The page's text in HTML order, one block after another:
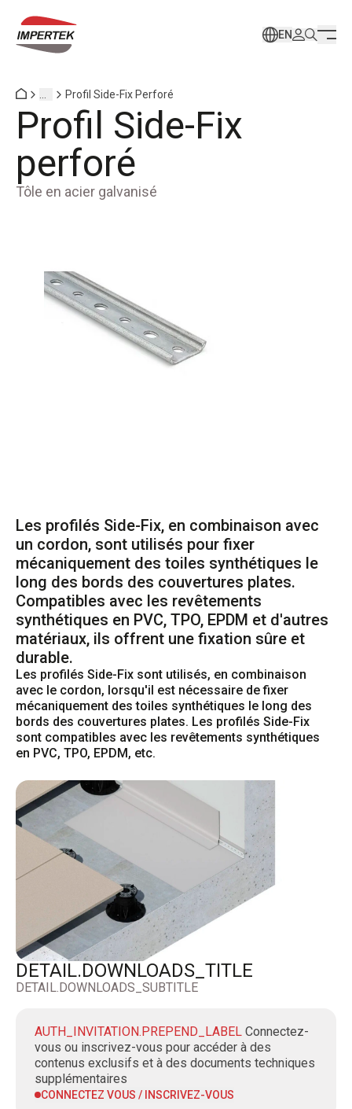
EN
Profil Side-Fix Perforé
Profil Side-Fix
perforé
Tôle en acier galvanisé
Les profilés Side-Fix, en combinaison avec
un cordon, sont utilisés pour fixer
mécaniquement des toiles synthétiques le
long des bords des couvertures plates.
Compatibles avec les revêtements
synthétiques en PVC, TPO, EPDM et d'autres
matériaux, ils offrent une fixation sûre et
durable.
Les profilés Side-Fix sont utilisés, en combinaison
avec le cordon, lorsqu'il est nécessaire de fixer
mécaniquement des toiles synthétiques le long des
bords des couvertures plates. Les profilés Side-Fix
sont compatibles avec les revêtements synthétiques
en PVC, TPO, EPDM, etc.
DETAIL.DOWNLOADS_TITLE
DETAIL.DOWNLOADS_SUBTITLE
AUTH_INVITATION.PREPEND_LABEL Connectez-
vous ou inscrivez-vous pour accéder à des
contenus exclusifs et à des documents techniques
supplémentaires
CONNECTEZ VOUS / INSCRIVEZ-VOUS